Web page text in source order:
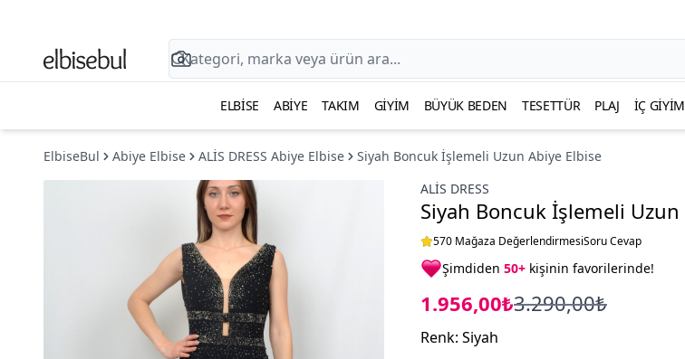
ELBISE ABIYE TAKIM GIYIM BÜYÜK BEDEN TESETTÜR PLAJ İÇ GIYIM
ElbiseBul Abiye Elbise ALİS DRESS Abiye Elbise
Siyah Boncuk İşlemeli Uzun Abiye Elbise
ALİS DRESS
Siyah Boncuk İşlemeli
570 Mağaza DeğerlendirmesiSoru Cevap
Şimdiden 50+ kişinin favorilerinde!
1.956,00₺3.290,00₺
Renk: Siyah